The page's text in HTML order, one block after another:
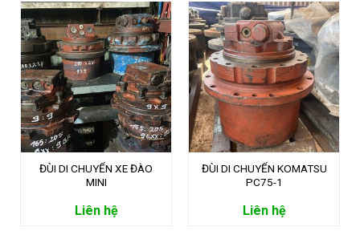
ĐÙI DI CHUYỂN XE ĐÀO
MINI
Liên hệ
ĐÙI DI CHUYỂN KOMATSU
PC75-1
Liên hệ